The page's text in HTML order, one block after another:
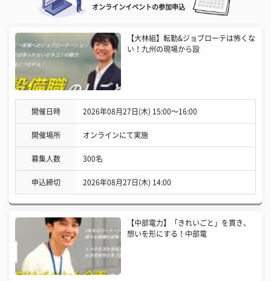
オンラインイベントの参加申込
【大林組】転勤&ジョブローテは怖くな
い！九州の現場から設
開催日時 2026年08月27日(木) 15:00〜16:00
開催場所 オンラインにて実施
募集人数 300名
申込締切 2026年08月27日(木) 14:00
【中部電力】「きれいごと」を貫き、
想いを形にする！中部電